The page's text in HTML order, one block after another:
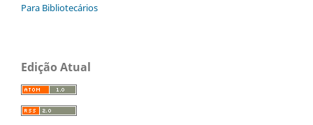
Para Bibliotecários
Edição Atual